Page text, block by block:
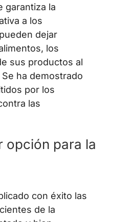
garantiza la
a los
dejar
los
sus productos al
ha demostrado
por los
las
opción para la
con éxito las
de la